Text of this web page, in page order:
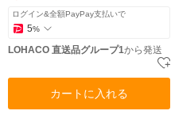
ログイン&全額PayPay支払いで
5%
LOHACO 直送品グループ1から発送
カートに入れる